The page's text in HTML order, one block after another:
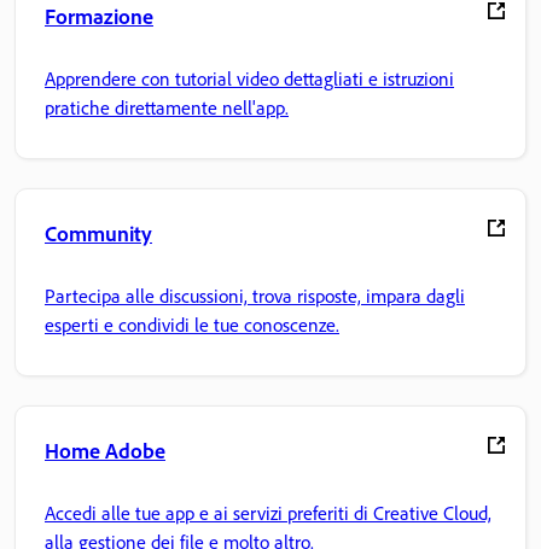
Formazione
Apprendere con tutorial video dettagliati e istruzioni
pratiche direttamente nell'app.
Community
Partecipa alle discussioni, trova risposte, impara dagli
esperti e condividi le tue conoscenze.
Home Adobe
Accedi alle tue app e ai servizi preferiti di Creative Cloud,
alla gestione dei file e molto altro.